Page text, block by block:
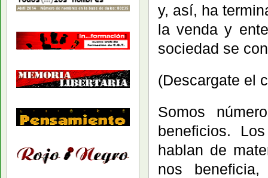
y, así, ha
la venda y
sociedad se
(Descargate el
Somos
beneficios.
hablan de
nos